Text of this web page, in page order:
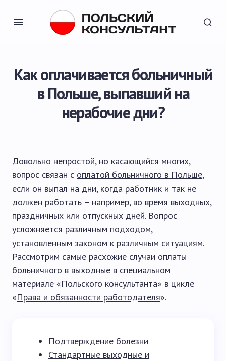
Как оплачивается больничный
в Польше, выпавший на
нерабочие дни?
Довольно непростой, но касающийся многих,
вопрос связан с оплатой больничного в Польше,
если он выпал на дни, когда работник и так не
должен работать – например, во время выходных,
праздничных или отпускных дней. Вопрос
усложняется различным подходом,
установленным законом к различным ситуациям.
Рассмотрим самые расхожие случаи оплаты
больничного в выходные в специальном
материале «Польского консультанта» в цикле
«Права и обязанности работодателя».
Подтверждение болезни
Стандартные выходные и